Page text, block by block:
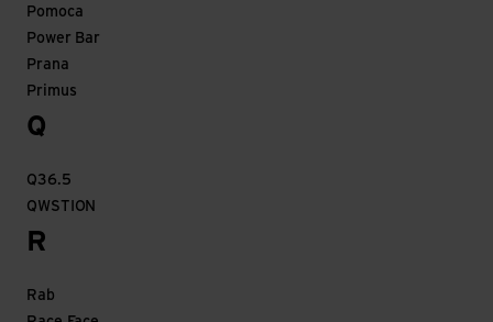
Pomoca
Power Bar
Prana
Primus
Q
Q36.5
QWSTION
R
Rab